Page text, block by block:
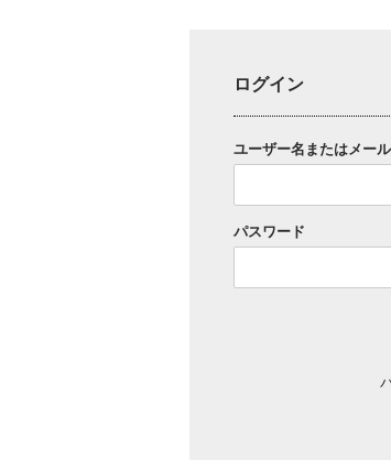
ログイン
ユーザー名またはメー
パスワード